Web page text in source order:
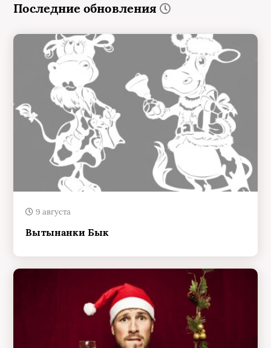
Последние обновления
9 августа
Вытынанки Бык